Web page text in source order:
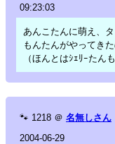
09:23:03
あんこたんに萌え、
もんたんがやってき
（ほんとはｼｪﾘｰたん
🐾 1218 ＠ 名無しさん
2004-06-29